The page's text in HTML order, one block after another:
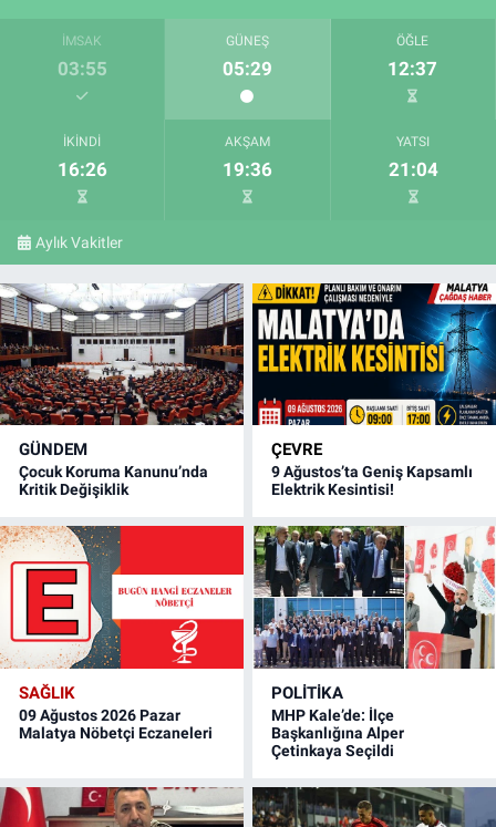
İMSAK
03:55
GÜNEŞ
05:29
ÖĞLE
12:37
İKINDI
16:26
AKŞAM
19:36
YATSI
21:04
Aylık Vakitler
GÜNDEM
Çocuk Koruma Kanunu’nda
Kritik Değişiklik
ÇEVRE
9 Ağustos’ta Geniş Kapsamlı
Elektrik Kesintisi!
SAĞLIK
09 Ağustos 2026 Pazar
Malatya Nöbetçi Eczaneleri
POLITIKA
MHP Kale’de: İlçe
Başkanlığına Alper
Çetinkaya Seçildi